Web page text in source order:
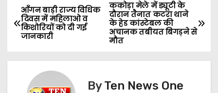
P
o
ककोड़ा मेले में ड्यूटी के
दौरान तैनात कटरा थाने
के हेड कांस्टेबल की
अचानक तबीयत बिगड़ने से
मौत
आँगन बाड़ी राज्य विधिक
दिवस में महिलाओ व
किशोरियों को दी गई
जानकारी
ByTen News One